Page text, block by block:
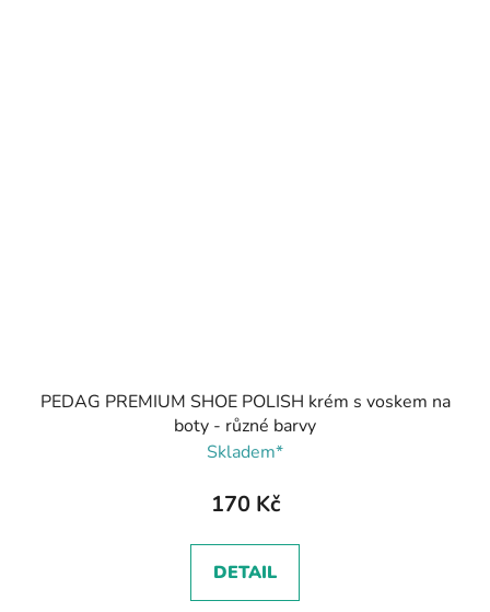
PEDAG PREMIUM SHOE POLISH krém s voskem na
boty - různé barvy
Skladem*
170 Kč
DETAIL